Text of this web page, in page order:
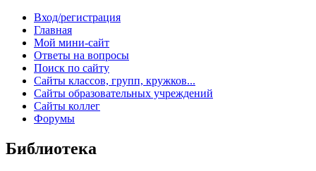
Вход/регистрация
Главная
Мой мини-сайт
Ответы на вопросы
Поиск по сайту
Сайты классов, групп, кружков...
Сайты образовательных учреждений
Сайты коллег
Форумы
Библиотека